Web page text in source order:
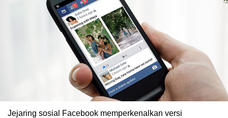
Jejaring sosial Facebook memperkenalkan versi